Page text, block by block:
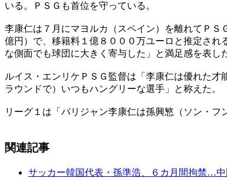
いる。ＰＳＧも首位を守っている。
李康仁は７月にマヨルカ（スペイン）を離れてＰ
億円）で、移籍料１億８０００万ユーロと推定さ
な側面でも球団に大きく寄与した」と満足感を表し
ルイス・エンリケＰＳＧ監督は「李康仁は優れた
ラウンドで）いつもハングリーな選手」と称えた。
リーグ１は「パリジャン李康仁は孫興慜（ソン・
関連記事
サッカー韓国代表・孫準浩、６カ月間拘禁…